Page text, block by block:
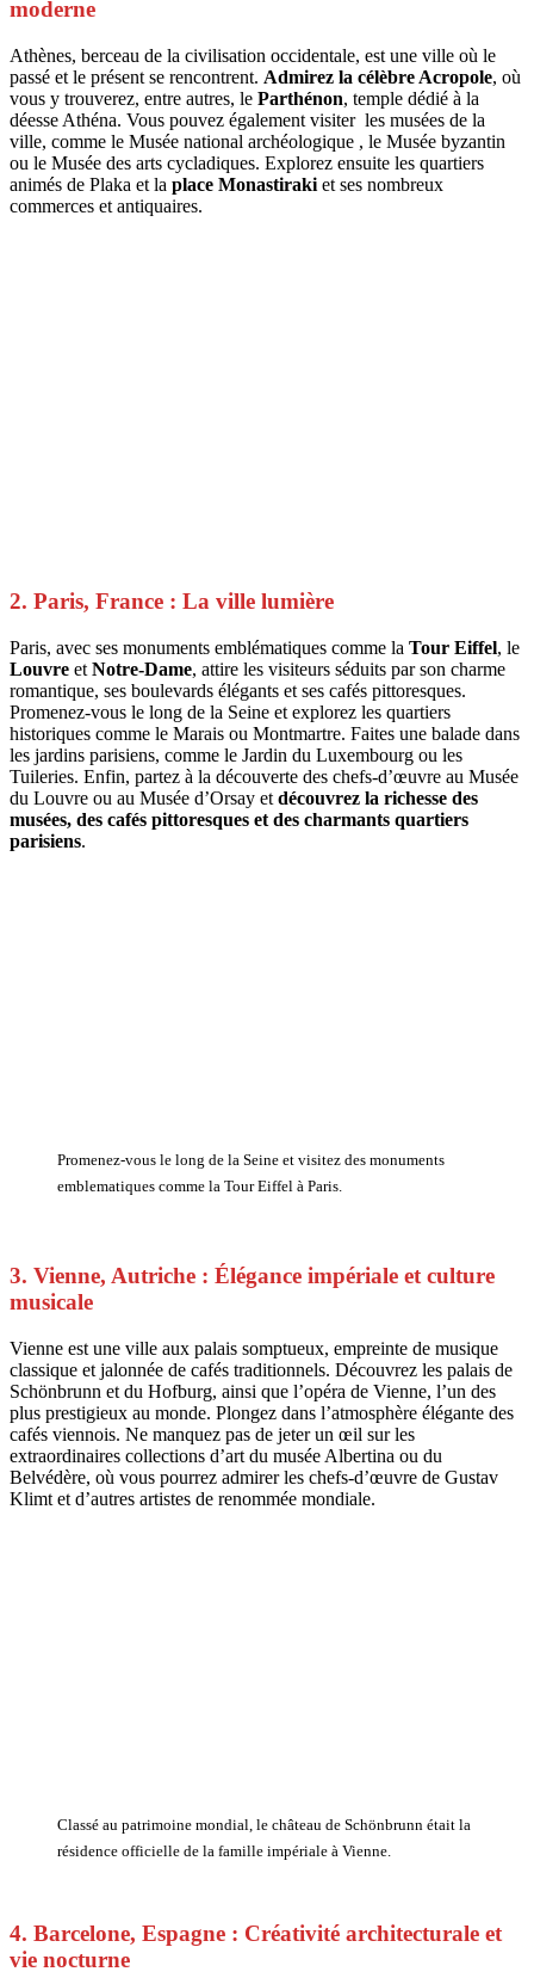
moderne
Athènes, berceau de la civilisation occidentale, est une ville où le
passé et le présent se rencontrent. Admirez la célèbre Acropole, où
vous y trouverez, entre autres, le Parthénon, temple dédié à la
déesse Athéna. Vous pouvez également visiter les musées de la
ville, comme le Musée national archéologique , le Musée byzantin
ou le Musée des arts cycladiques. Explorez ensuite les quartiers
animés de Plaka et la place Monastiraki et ses nombreux
commerces et antiquaires.
2. Paris, France : La ville lumière
Paris, avec ses monuments emblématiques comme la Tour Eiffel, le
Louvre et Notre-Dame, attire les visiteurs séduits par son charme
romantique, ses boulevards élégants et ses cafés pittoresques.
Promenez-vous le long de la Seine et explorez les quartiers
historiques comme le Marais ou Montmartre. Faites une balade dans
les jardins parisiens, comme le Jardin du Luxembourg ou les
Tuileries. Enfin, partez à la découverte des chefs-d’œuvre au Musée
du Louvre ou au Musée d’Orsay et découvrez la richesse des
musées, des cafés pittoresques et des charmants quartiers
parisiens.
Promenez-vous le long de la Seine et visitez des monuments
emblematiques comme la Tour Eiffel à Paris.
3. Vienne, Autriche : Élégance impériale et culture
musicale
Vienne est une ville aux palais somptueux, empreinte de musique
classique et jalonnée de cafés traditionnels. Découvrez les palais de
Schönbrunn et du Hofburg, ainsi que l’opéra de Vienne, l’un des
plus prestigieux au monde. Plongez dans l’atmosphère élégante des
cafés viennois. Ne manquez pas de jeter un œil sur les
extraordinaires collections d’art du musée Albertina ou du
Belvédère, où vous pourrez admirer les chefs-d’œuvre de Gustav
Klimt et d’autres artistes de renommée mondiale.
Classé au patrimoine mondial, le château de Schönbrunn était la
résidence officielle de la famille impériale à Vienne.
4. Barcelone, Espagne : Créativité architecturale et
vie nocturne